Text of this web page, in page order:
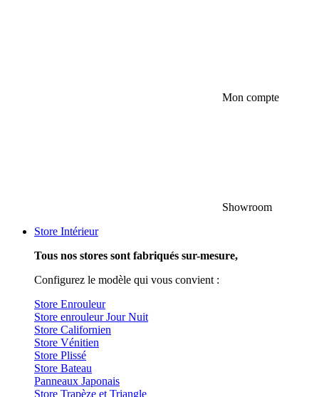
Mon compte
Showroom
Store Intérieur
Tous nos stores sont fabriqués sur-mesure,
Configurez le modèle qui vous convient :
Store Enrouleur
Store enrouleur Jour Nuit
Store Californien
Store Vénitien
Store Plissé
Store Bateau
Panneaux Japonais
Store Trapèze et Triangle